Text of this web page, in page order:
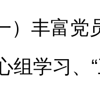
）丰富
组学习、